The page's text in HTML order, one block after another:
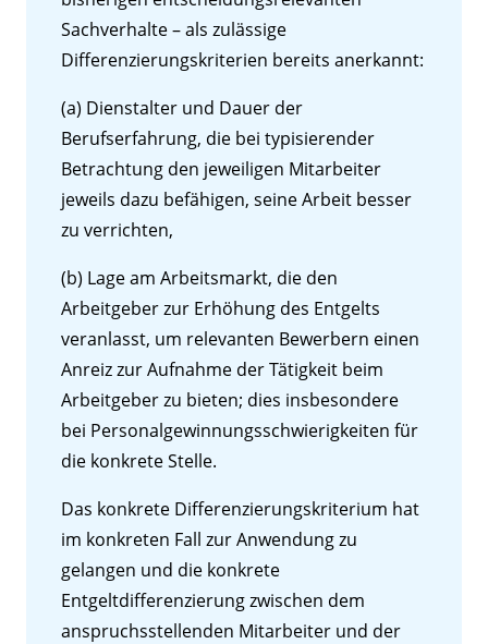
Sachverhalte – als zulässige
Differenzierungskriterien bereits anerkannt:
(a) Dienstalter und Dauer der
Berufserfahrung, die bei typisierender
Betrachtung den jeweiligen Mitarbeiter
jeweils dazu befähigen, seine Arbeit besser
zu verrichten,
(b) Lage am Arbeitsmarkt, die den
Arbeitgeber zur Erhöhung des Entgelts
veranlasst, um relevanten Bewerbern einen
Anreiz zur Aufnahme der Tätigkeit beim
Arbeitgeber zu bieten; dies insbesondere
bei Personalgewinnungsschwierigkeiten für
die konkrete Stelle.
Das konkrete Differenzierungskriterium hat
im konkreten Fall zur Anwendung zu
gelangen und die konkrete
Entgeltdifferenzierung zwischen dem
anspruchsstellenden Mitarbeiter und der